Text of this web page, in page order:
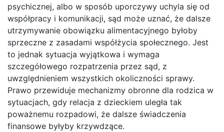
psychicznej, albo w sposób uporczywy uchyla się od
współpracy i komunikacji, sąd może uznać, że dalsze
utrzymywanie obowiązku alimentacyjnego byłoby
sprzeczne z zasadami współżycia społecznego. Jest
to jednak sytuacja wyjątkowa i wymaga
szczegółowego rozpatrzenia przez sąd, z
uwzględnieniem wszystkich okoliczności sprawy.
Prawo przewiduje mechanizmy obronne dla rodzica w
sytuacjach, gdy relacja z dzieckiem uległa tak
poważnemu rozpadowi, że dalsze świadczenia
finansowe byłyby krzywdzące.